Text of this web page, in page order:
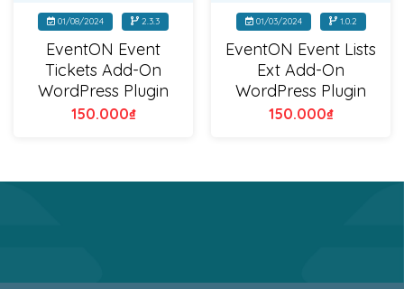
01/08/2024 2.3.3
EventON Event
Tickets Add-On
WordPress Plugin
150.000₫
01/03/2024 1.0.2
EventON Event Lists
Ext Add-On
WordPress Plugin
150.000₫